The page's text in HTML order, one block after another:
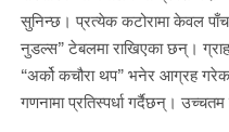
सुनिन्छ। प्रत्येक कटोरामा केवल
नुडल्स” टेबलमा राखिएका छन्।
“अर्को कचौरा थप” भनेर आग्रह
गणनामा प्रतिस्पर्धा गर्दैछन्।